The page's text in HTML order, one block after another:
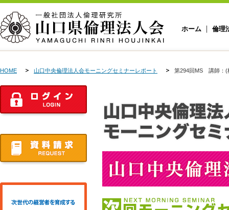
ホーム 倫理
HOME 山口中央倫理法人会モーニングセミナーレポート 第294回MS 講師：